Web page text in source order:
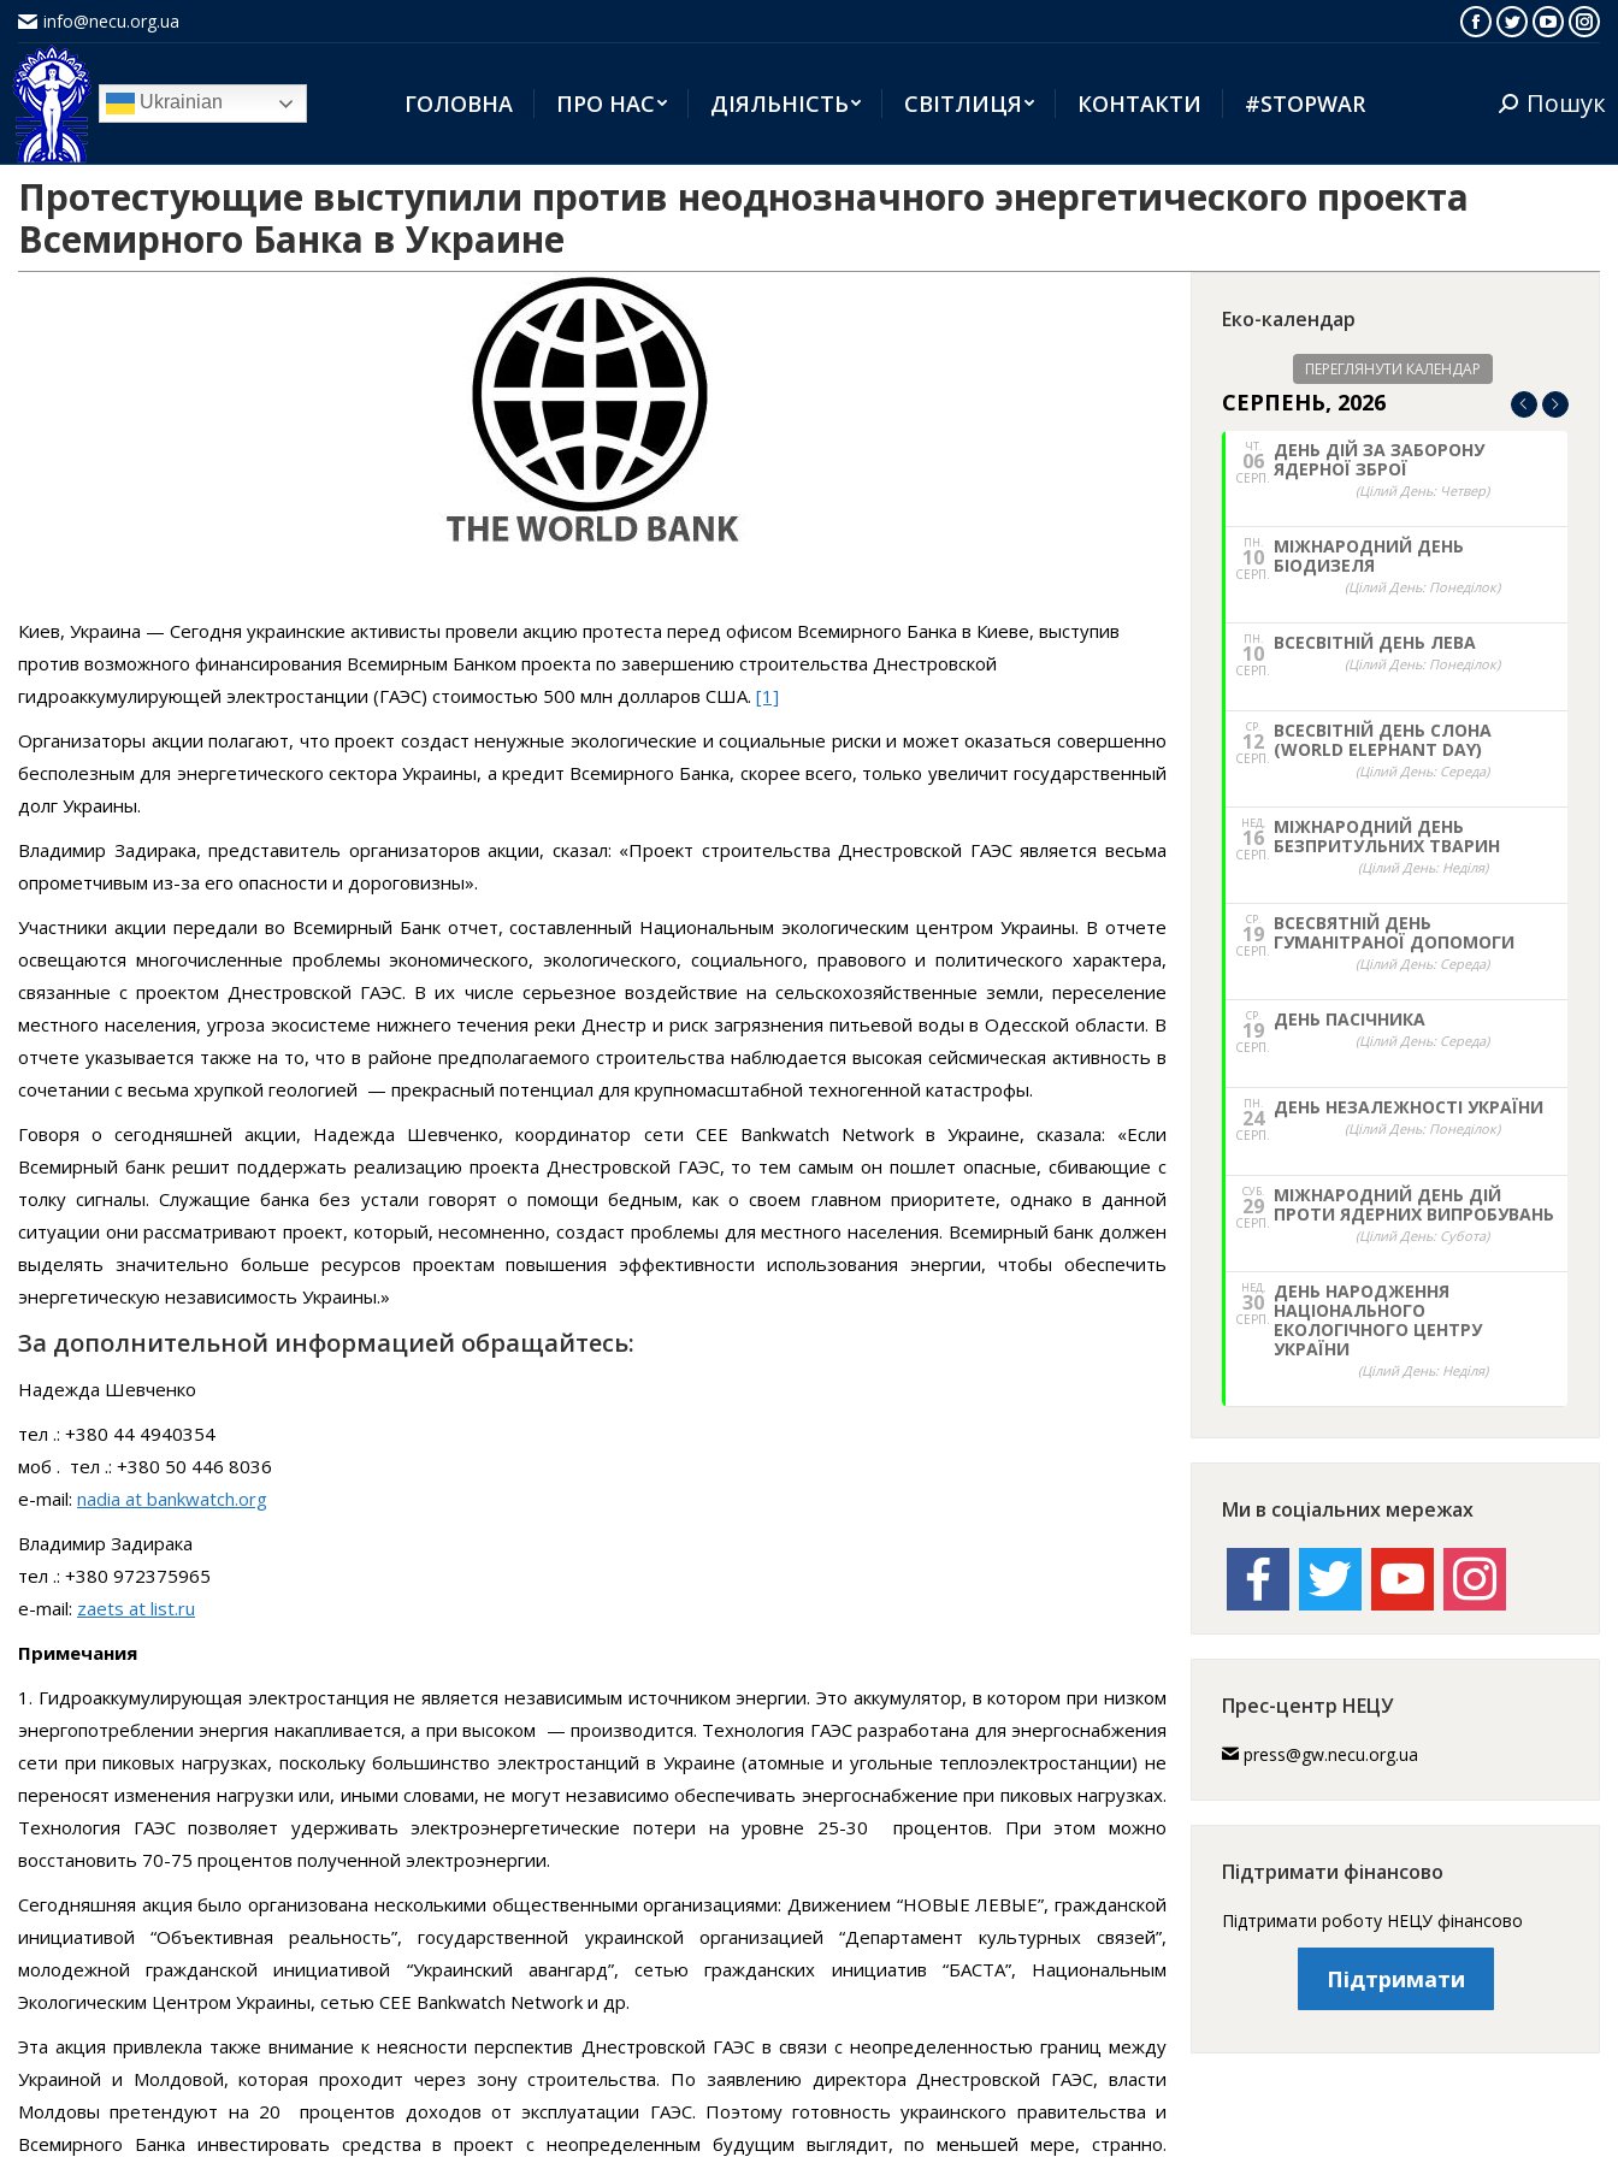
info@necu.org.ua
Facebook
Twitter
Ukrainian ГОЛОВНА ПРО НАС ДІЯЛЬНІСТЬ СВІТЛИЦЯ КОНТАКТИ #STOPWAR Search:Пошук
Протестующие выступили против неоднозначного энергетического проекта
Всемирного Банка в Украине
Киев, Украина — Сегодня украинские активисты провели акцию протеста перед офисом Всемирного Банка в Киеве, выступив
против возможного финансирования Всемирным Банком проекта по завершению строительства Днестровской
гидроаккумулирующей электростанции (ГАЭС) стоимостью 500 млн долларов США. [1]
Организаторы акции полагают, что проект создаст ненужные экологические и социальные риски и может оказаться совершенно
бесполезным для энергетического сектора Украины, а кредит Всемирного Банка, скорее всего, только увеличит государственный
долг Украины.
Владимир Задирака, представитель организаторов акции, сказал: «Проект строительства Днестровской ГАЭС является весьма
опрометчивым из-за его опасности и дороговизны».
Участники акции передали во Всемирный Банк отчет, составленный Национальным экологическим центром Украины. В отчете
освещаются многочисленные проблемы экономического, экологического, социального, правового и политического характера,
связанные с проектом Днестровской ГАЭС. В их числе серьезное воздействие на сельскохозяйственные земли, переселение
местного населения, угроза экосистеме нижнего течения реки Днестр и риск загрязнения питьевой воды в Одесской области. В
отчете указывается также на то, что в районе предполагаемого строительства наблюдается высокая сейсмическая активность в
сочетании с весьма хрупкой геологией — прекрасный потенциал для крупномасштабной техногенной катастрофы.
Говоря о сегодняшней акции, Надежда Шевченко, координатор сети CEE Bankwatch Network в Украине, сказала: «Если
Всемирный банк решит поддержать реализацию проекта Днестровской ГАЭС, то тем самым он пошлет опасные, сбивающие с
толку сигналы. Служащие банка без устали говорят о помощи бедным, как о своем главном приоритете, однако в данной
ситуации они рассматривают проект, который, несомненно, создаст проблемы для местного населения. Всемирный банк должен
выделять значительно больше ресурсов проектам повышения эффективности использования энергии, чтобы обеспечить
энергетическую независимость Украины.»
За дополнительной информацией обращайтесь:
Надежда Шевченко
тел .: +380 44 4940354
моб . тел .: +380 50 446 8036
e-mail: nadia at bankwatch.org
Владимир Задирака
тел .: +380 972375965
e-mail: zaets at list.ru
Примечания
1. Гидроаккумулирующая электростанция не является независимым источником энергии. Это аккумулятор, в котором при низком
энергопотреблении энергия накапливается, а при высоком — производится. Технология ГАЭС разработана для энергоснабжения
сети при пиковых нагрузках, поскольку большинство электростанций в Украине (атомные и угольные теплоэлектростанции) не
переносят изменения нагрузки или, иными словами, не могут независимо обеспечивать энергоснабжение при пиковых нагрузках.
Технология ГАЭС позволяет удерживать электроэнергетические потери на уровне 25-30 процентов. При этом можно
восстановить 70-75 процентов полученной электроэнергии.
Сегодняшняя акция было организована несколькими общественными организациями: Движением “НОВЫЕ ЛЕВЫЕ”, гражданской
инициативой “Объективная реальность”, государственной украинской организацией “Департамент культурных связей”,
молодежной гражданской инициативой “Украинский авангард”, сетью гражданских инициатив “БАСТА”, Национальным
Экологическим Центром Украины, сетью CEE Bankwatch Network и др.
Эта акция привлекла также внимание к неясности перспектив Днестровской ГАЭС в связи с неопределенностью границ между
Украиной и Молдовой, которая проходит через зону строительства. По заявлению директора Днестровской ГАЭС, власти
Молдовы претендуют на 20 процентов доходов от эксплуатации ГАЭС. Поэтому готовность украинского правительства и
Всемирного Банка инвестировать средства в проект с неопределенным будущим выглядит, по меньшей мере, странно.
Еко-календар
ПЕРЕГЛЯНУТИ КАЛЕНДАР
СЕРПЕНЬ, 2026
ЧТ.
06
СЕРП.
ДЕНЬ ДІЙ ЗА ЗАБОРОНУ
ЯДЕРНОЇ ЗБРОЇ
(Цілий День: Четвер)
ПН.
10
СЕРП.
МІЖНАРОДНИЙ ДЕНЬ
БІОДИЗЕЛЯ
(Цілий День: Понеділок)
ПН.
10
СЕРП.
ВСЕСВІТНІЙ ДЕНЬ ЛЕВА
(Цілий День: Понеділок)
СР.
12
СЕРП.
ВСЕСВІТНІЙ ДЕНЬ СЛОНА
(WORLD ELEPHANT DAY)
(Цілий День: Середа)
НЕД,
16
СЕРП.
МІЖНАРОДНИЙ ДЕНЬ
БЕЗПРИТУЛЬНИХ ТВАРИН
(Цілий День: Неділя)
СР.
19
СЕРП.
ВСЕСВЯТНІЙ ДЕНЬ
ГУМАНІТРАНОЇ ДОПОМОГИ
(Цілий День: Середа)
СР.
19
СЕРП.
ДЕНЬ ПАСІЧНИКА
(Цілий День: Середа)
ПН.
24
СЕРП.
ДЕНЬ НЕЗАЛЕЖНОСТІ УКРАЇНИ
(Цілий День: Понеділок)
СУБ.
29
СЕРП.
МІЖНАРОДНИЙ ДЕНЬ ДІЙ
ПРОТИ ЯДЕРНИХ ВИПРОБУВАНЬ
(Цілий День: Субота)
НЕД,
30
СЕРП.
ДЕНЬ НАРОДЖЕННЯ
НАЦІОНАЛЬНОГО
ЕКОЛОГІЧНОГО ЦЕНТРУ
УКРАЇНИ
(Цілий День: Неділя)
Ми в соціальних мережах
facebook twitter youtube instagram
Прес-центр НЕЦУ
press@gw.necu.org.ua
Підтримати фінансово
Підтримати роботу НЕЦУ фінансово
Підтримати